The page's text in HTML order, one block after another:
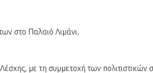
στο Παλαιό Λιμάνι.
με τη συμμετοχή των πολιτιστικών